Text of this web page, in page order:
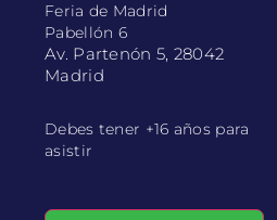
Feria de Madrid
Pabellón 6
Av. Partenón 5, 28042
Madrid
Debes tener +16 años para
asistir